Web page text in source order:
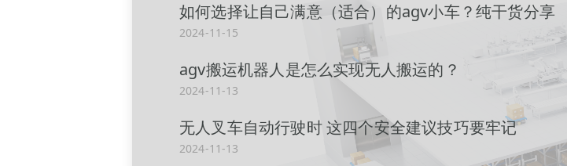
如何选择让自己满意（适合）的agv小车？纯干货分享
2024-11-15
agv搬运机器人是怎么实现无人搬运的？
2024-11-13
无人叉车自动行驶时 这四个安全建议技巧要牢记
2024-11-13